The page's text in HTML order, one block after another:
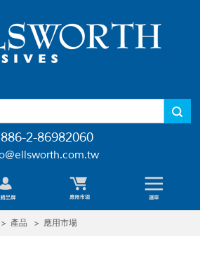
2-86982060
> 產品 > 應用市場